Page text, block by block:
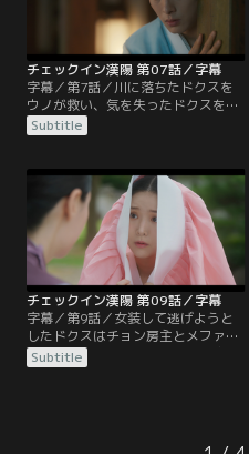
子ソニャン君を後継ぎに指名するよ
う王に圧力をかける。
チェックイン漢陽 第07話／字幕
字幕／第7話／川に落ちたドクスを
ウノが救い、気を失ったドクスを着
替えさせようとしたジュナはドクス
が女であることを知る。ドクスが落
は、信頼を得るためにドクスへ返
却。その後、徹夜で洗濯を終えた下
下房は無事に合格を勝ち取る。そん
な中、酒と馳走を振る舞われた見習
いたちは、試験とも知らず酔っ払っ
てはめを外してしまう。
Subtitle
チェックイン漢陽 第09話／字幕
字幕／第9話／女装して逃げようと
したドクスはチョン房主とメファに
見つかり連れ戻されてしまう。客の
前で衣を脱ぐよう命じられ窮地に陥
転で事なきを得る。そしてついに発
Subtitle